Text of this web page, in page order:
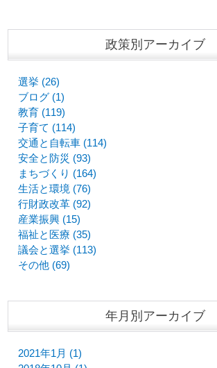
政策別アーカイブ
選挙 (26)
ブログ (1)
教育 (119)
子育て (114)
交通と自転車 (114)
安全と防災 (93)
まちづくり (164)
生活と環境 (76)
行財政改革 (92)
産業振興 (15)
福祉と医療 (35)
議会と選挙 (113)
その他 (69)
年月別アーカイブ
2021年1月 (1)